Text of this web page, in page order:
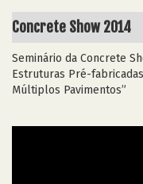
Concrete Show 2014
Seminário da Concrete
Estruturas Pré-
Múltiplos Pavimentos”